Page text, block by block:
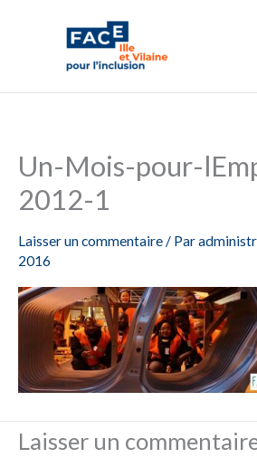
Un-Mois-pour-
2012-1
Laisser un commentaire / Par
2016
Laisser un